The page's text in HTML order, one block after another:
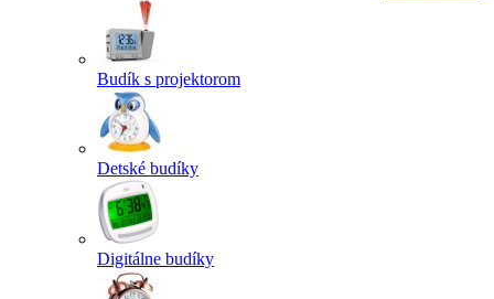
Budík s projektorom
Detské budíky
Digitálne budíky